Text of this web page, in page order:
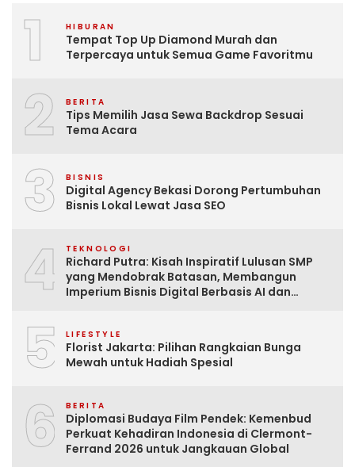
1 HIBURAN
Tempat Top Up Diamond Murah dan
Terpercaya untuk Semua Game Favoritmu
2 BERITA
Tips Memilih Jasa Sewa Backdrop Sesuai
Tema Acara
3 BISNIS
Digital Agency Bekasi Dorong Pertumbuhan
Bisnis Lokal Lewat Jasa SEO
4 TEKNOLOGI
Richard Putra: Kisah Inspiratif Lulusan SMP
yang Mendobrak Batasan, Membangun
Imperium Bisnis Digital Berbasis AI dan
5 LIFESTYLE
Florist Jakarta: Pilihan Rangkaian Bunga
Mewah untuk Hadiah Spesial
6 BERITA
Diplomasi Budaya Film Pendek: Kemenbud
Perkuat Kehadiran Indonesia di Clermont-
Ferrand 2026 untuk Jangkauan Global